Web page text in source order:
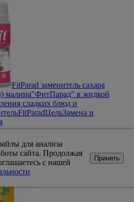
FitParad заменитель сахара
малина"ФитПарад" в жидкой
сладких блюд и
FitParadЦельЗамена и
для анализа
сайта. Продолжая
с нашей
Принять